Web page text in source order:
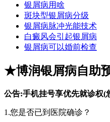
银屑病用啥
斑块型银屑病分级
银屑病脉冲光能技术
白癜风会引起银屑病
银屑病可以婚前检查
★博润银屑病自助
公告:手机挂号享优先就诊权(
1.您是否已到医院确诊？